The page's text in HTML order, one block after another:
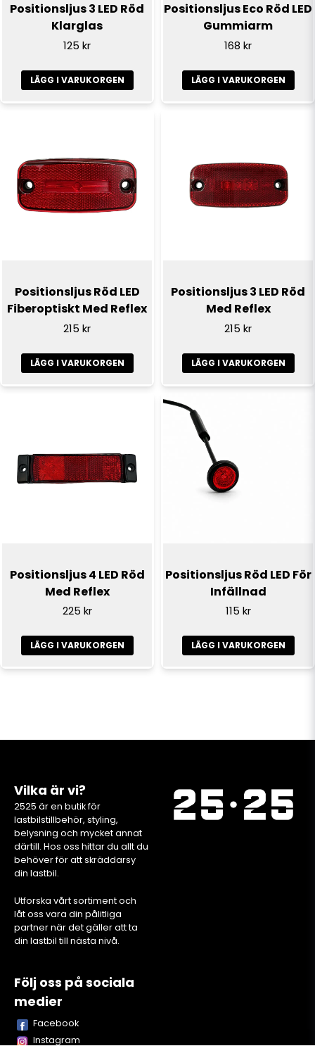
Skicka fråga
Positionsljus 3 LED Röd
Klarglas
125 kr
LÄGG I VARUKORGEN
Positionsljus Eco Röd LED
Gummiarm
168 kr
LÄGG I VARUKORGEN
Positionsljus Röd LED
Fiberoptiskt Med Reflex
215 kr
LÄGG I VARUKORGEN
Positionsljus 3 LED Röd
Med Reflex
215 kr
LÄGG I VARUKORGEN
Positionsljus 4 LED Röd
Med Reflex
225 kr
LÄGG I VARUKORGEN
Positionsljus Röd LED För
Infällnad
115 kr
LÄGG I VARUKORGEN
Vilka är vi?
2525 är en butik för
lastbilstillbehör, styling,
belysning och mycket annat
därtill. Hos oss hittar du allt du
behöver för att skräddarsy
din lastbil.
Utforska vårt sortiment och
låt oss vara din pålitliga
partner när det gäller att ta
din lastbil till nästa nivå.
Följ oss på sociala
medier
Facebook
Instagram